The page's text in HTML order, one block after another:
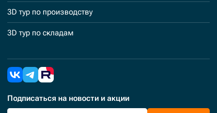
3D тур по производству
3D тур по складам
Подписаться на новости и акции